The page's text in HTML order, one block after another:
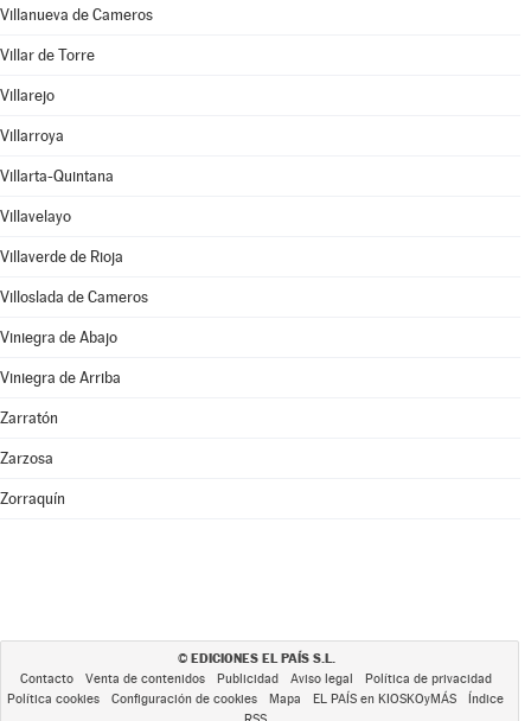
Villanueva de Cameros
Villar de Torre
Villarejo
Villarroya
Villarta-Quintana
Villavelayo
Villaverde de Rioja
Villoslada de Cameros
Viniegra de Abajo
Viniegra de Arriba
Zarratón
Zarzosa
Zorraquín
© EDICIONES EL PAÍS S.L.
Contacto Venta de contenidos Publicidad Aviso legal
Política de privacidad
Política cookies
Configuración de cookies Mapa EL PAÍS en KIOSKOyMÁS
Índice